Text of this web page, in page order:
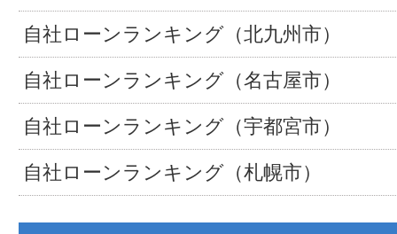
自社ローンランキング（北九州市）
自社ローンランキング（名古屋市）
自社ローンランキング（宇都宮市）
自社ローンランキング（札幌市）